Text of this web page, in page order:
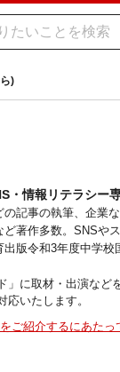
)
・情報リテラシー
記事の執筆、企業
著作多数。SNSや
版令和3年度中学校
に取材・出演など
いたします。
ご紹介するにあた